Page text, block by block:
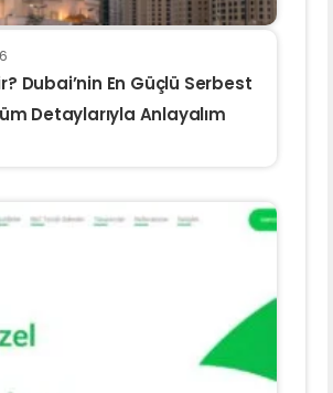
Dubai’nin En Güçlü Serbest
Detaylarıyla Anlayalım